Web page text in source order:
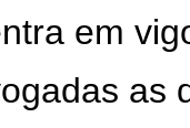
em
as